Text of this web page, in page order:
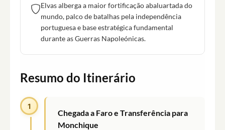
Elvas alberga a maior fortificação abaluartada do
mundo, palco de batalhas pela independência
portuguesa e base estratégica fundamental
durante as Guerras Napoleónicas.
Resumo do Itinerário
1
Chegada a Faro e Transferência para
Monchique